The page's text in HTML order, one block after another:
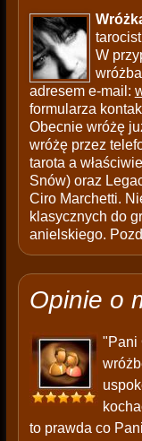
W
adresem e-mail:
formularza
Obecnie wróżę
wróżę przez
tarota a
Snów) oraz
Ciro Marchetti.
klasycznych do
anielskiego.
Opinie o
"Pani
to prawda co